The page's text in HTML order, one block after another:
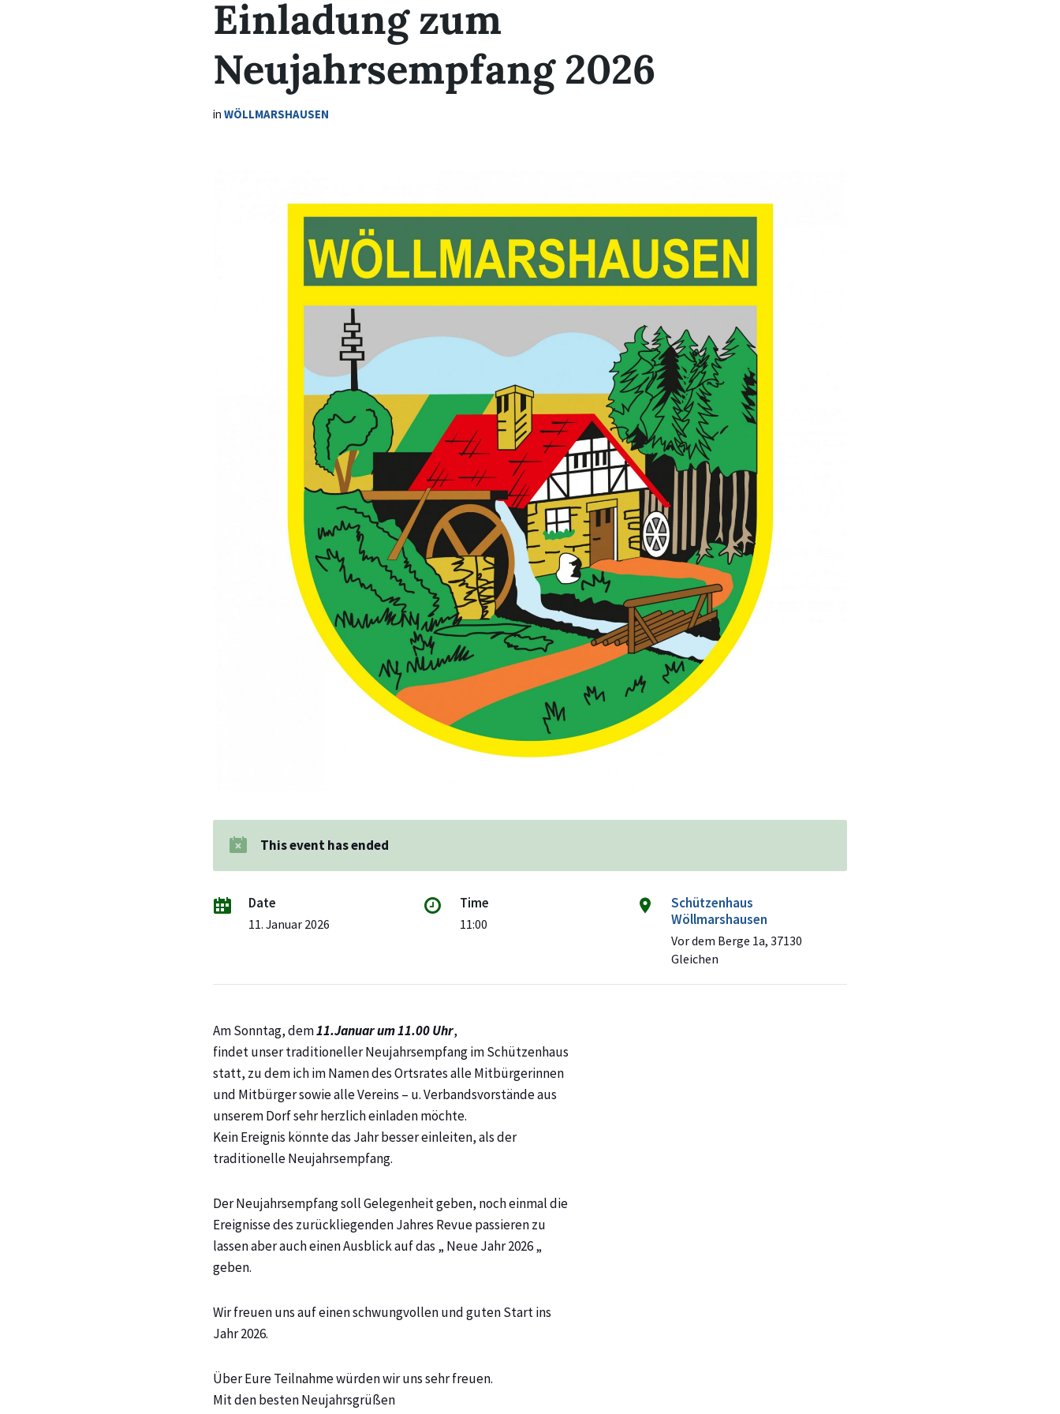
Einladung zum
Neujahrsempfang 2026
inWÖLLMARSHAUSEN
This event has ended
Date
11. Januar 2026
Time
11:00
Schützenhaus
Wöllmarshausen
Vor dem Berge 1a, 37130
Gleichen
Am Sonntag, dem11.Januar um 11.00 Uhr,
findet unser traditioneller Neujahrsempfang im Schützenhaus
statt, zu dem ich im Namen des Ortsrates alle Mitbürgerinnen
und Mitbürger sowie alle Vereins – u. Verbandsvorstände aus
unserem Dorf sehr herzlich einladen möchte.
Kein Ereignis könnte das Jahr besser einleiten, als der
traditionelle Neujahrsempfang.
Der Neujahrsempfang soll Gelegenheit geben, noch einmal die
Ereignisse des zurückliegenden Jahres Revue passieren zu
lassen aber auch einen Ausblick auf das „ Neue Jahr 2026 „
geben.
Wir freuen uns auf einen schwungvollen und guten Start ins
Jahr 2026.
Über Eure Teilnahme würden wir uns sehr freuen.
Mit den besten Neujahrsgrüßen